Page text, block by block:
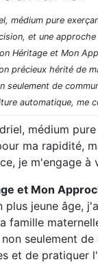
médium pure
et une
Héritage et Mon
précieux hérité de
seulement de
automatique, me
médium
ma rapidité,
je m'engage à
et Mon
plus jeune âge,
famille
seulement
et de pratiquer